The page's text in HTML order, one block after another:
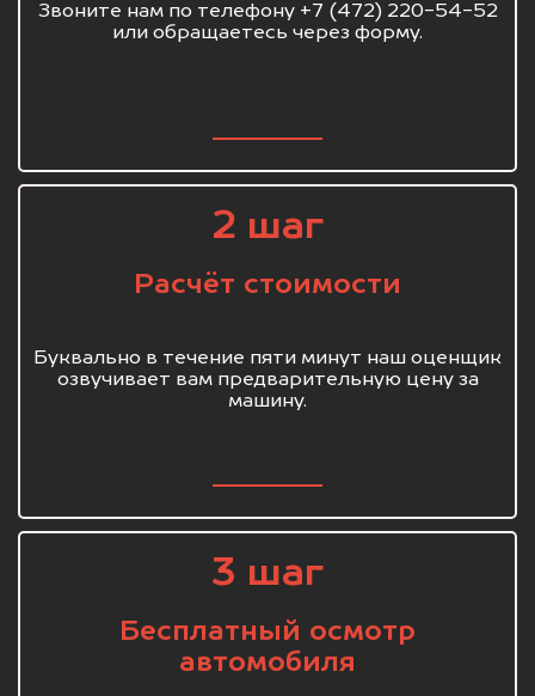
Звоните нам по телефону +7 (472) 220-54-52
или обращаетесь через форму.
2 шаг
Расчёт стоимости
Буквально в течение пяти минут наш оценщик
озвучивает вам предварительную цену за
машину.
3 шаг
Бесплатный осмотр
автомобиля